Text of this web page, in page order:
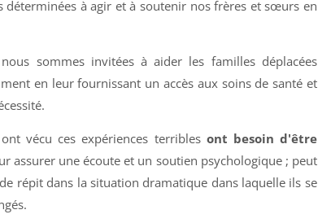
déterminées à agir et à soutenir nos frères et sœurs en
sommes invitées à aider les familles déplacées
en leur fournissant un accès aux soins de santé et
vécu ces expériences terribles ont besoin d'être
assurer une écoute et un soutien psychologique ; peut
répit dans la situation dramatique dans laquelle ils se